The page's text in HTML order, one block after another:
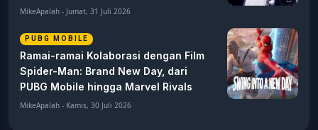
MikeApalah - Jumat, 31 Juli 2026
PUBG MOBILE
Ramai-ramai Kolaborasi dengan Film
Spider-Man: Brand New Day, dari
PUBG Mobile hingga Marvel Rivals
MikeApalah - Kamis, 30 Juli 2026